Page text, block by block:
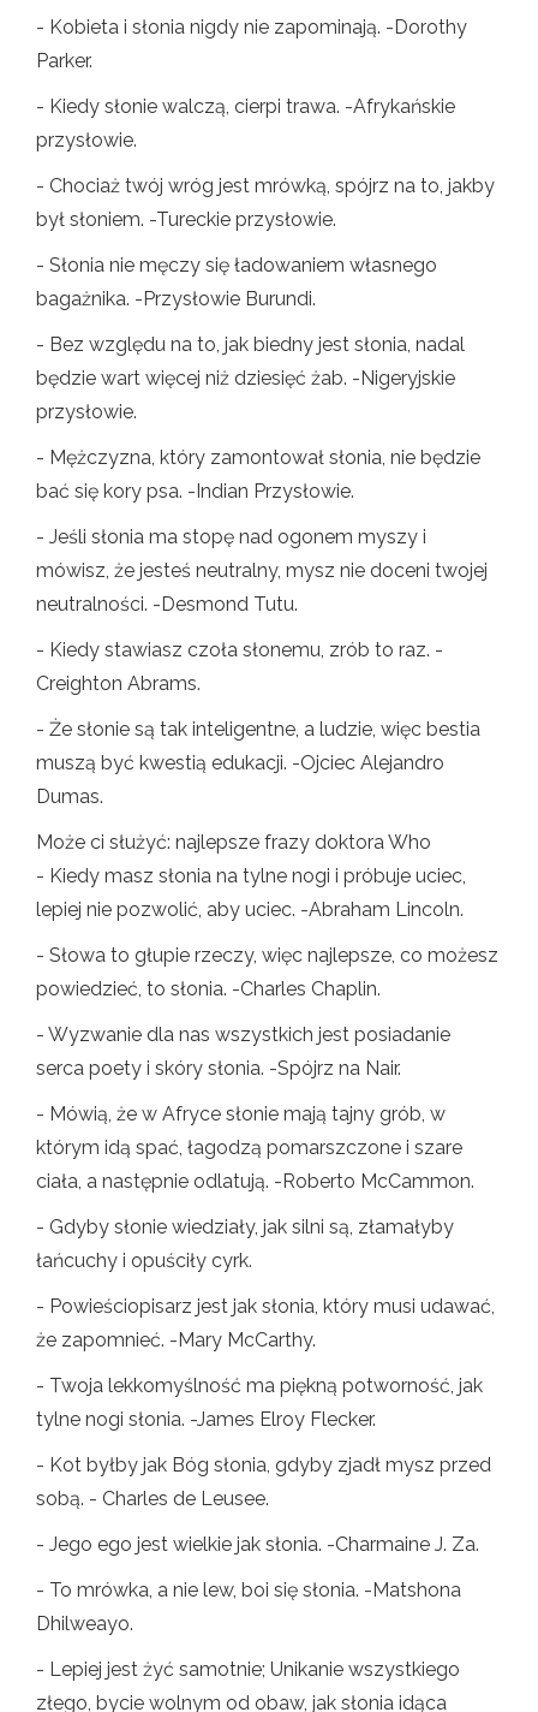
- Kobieta i słonia nigdy nie zapominają. -Dorothy
Parker.
- Kiedy słonie walczą, cierpi trawa. -Afrykańskie
przysłowie.
- Chociaż twój wróg jest mrówką, spójrz na to, jakby
był słoniem. -Tureckie przysłowie.
- Słonia nie męczy się ładowaniem własnego
bagażnika. -Przysłowie Burundi.
- Bez względu na to, jak biedny jest słonia, nadal
będzie wart więcej niż dziesięć żab. -Nigeryjskie
przysłowie.
- Mężczyzna, który zamontował słonia, nie będzie
bać się kory psa. -Indian Przysłowie.
- Jeśli słonia ma stopę nad ogonem myszy i
mówisz, że jesteś neutralny, mysz nie doceni twojej
neutralności. -Desmond Tutu.
- Kiedy stawiasz czoła słonemu, zrób to raz. -
Creighton Abrams.
- Że słonie są tak inteligentne, a ludzie, więc bestia
muszą być kwestią edukacji. -Ojciec Alejandro
Dumas.
Może ci służyć: najlepsze frazy doktora Who
- Kiedy masz słonia na tylne nogi i próbuje uciec,
lepiej nie pozwolić, aby uciec. -Abraham Lincoln.
- Słowa to głupie rzeczy, więc najlepsze, co możesz
powiedzieć, to słonia. -Charles Chaplin.
- Wyzwanie dla nas wszystkich jest posiadanie
serca poety i skóry słonia. -Spójrz na Nair.
- Mówią, że w Afryce słonie mają tajny grób, w
którym idą spać, łagodzą pomarszczone i szare
ciała, a następnie odlatują. -Roberto McCammon.
- Gdyby słonie wiedziały, jak silni są, złamałyby
łańcuchy i opuściły cyrk.
- Powieściopisarz jest jak słonia, który musi udawać,
że zapomnieć. -Mary McCarthy.
- Twoja lekkomyślność ma piękną potworność, jak
tylne nogi słonia. -James Elroy Flecker.
- Kot byłby jak Bóg słonia, gdyby zjadł mysz przed
sobą. - Charles de Leusee.
- Jego ego jest wielkie jak słonia. -Charmaine J. Za.
- To mrówka, a nie lew, boi się słonia. -Matshona
Dhilweayo.
- Lepiej jest żyć samotnie; Unikanie wszystkiego
złego, bycie wolnym od obaw, jak słonia idąca